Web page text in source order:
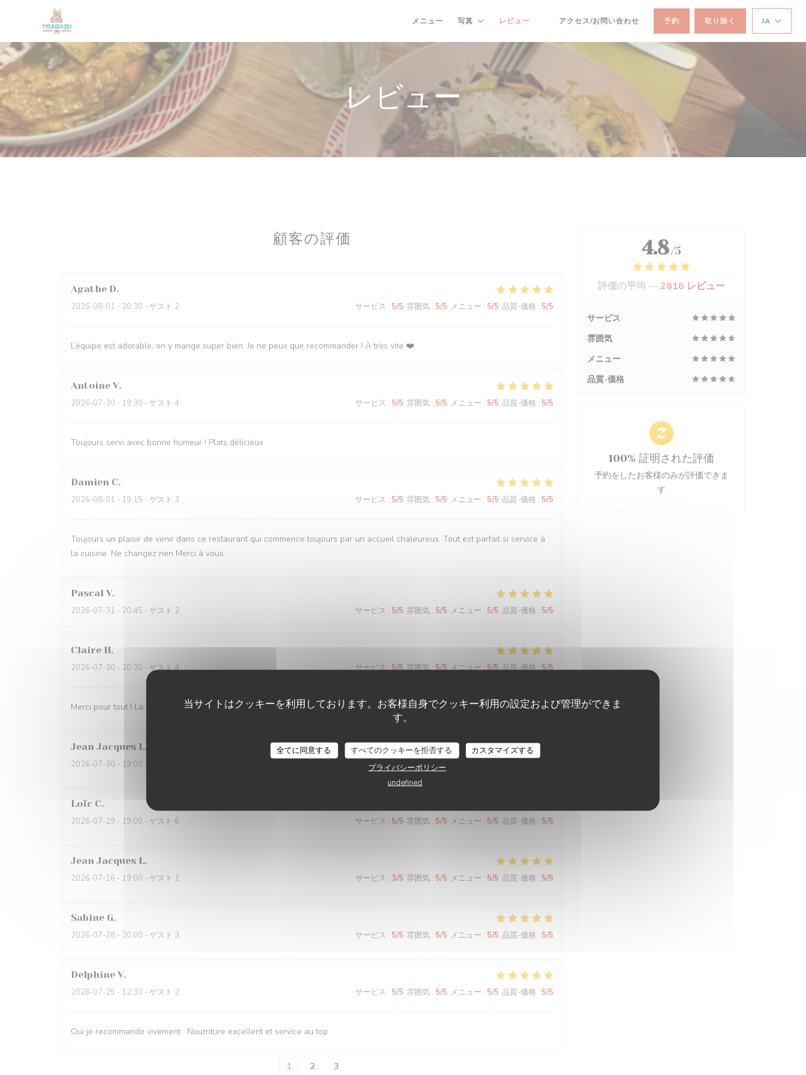
クッキー利用の管理について
当サイトはクッキーを利用しております。お客様自身でクッキー利用の設定および管理ができま
す。
全てに同意する すべてのクッキーを拒否する
カスタマイズする
プライバシーポリシー
undefined
メニュー 写真 レビュー
((新しいウィンドウで開きます))
アクセス/お問い合わせ 予約 取り除く JA
レビュー
顧客の評価
Agathe D
2026-08-01 - 20:30 - ゲスト 2 サービス : 5/5 雰囲気 : 5/5 メニュー : 5/5 品質-価格 : 5/5
L’équipe est adorable, on y mange super bien. Je ne peux que recommander ! À très vite ❤️
Antoine V
2026-07-30 - 19:30 - ゲスト 4 サービス : 5/5 雰囲気 : 5/5 メニュー : 5/5 品質-価格 : 5/5
Toujours servi avec bonne humeur ! Plats délicieux
Damien C
2026-08-01 - 19:15 - ゲスト 3 サービス : 5/5 雰囲気 : 5/5 メニュー : 5/5 品質-価格 : 5/5
Toujours un plaisir de venir dans ce restaurant qui commence toujours par un accueil chaleureux. Tout est parfait si service à
la cuisine. Ne changez rien Merci à vous
Pascal V
2026-07-31 - 20:45 - ゲスト 2 サービス : 5/5 雰囲気 : 5/5 メニュー : 5/5 品質-価格 : 5/5
Claire H
2026-07-30 - 20:30 - ゲスト 4 サービス:5/5 雰囲気:5/5 メニュー:5/5 品質-価格:5/5
Merci pour tout ! La soirée était super avec une très bonne cuisine et un personnel au top !
Jean Jacques L
2026-07-30 - 19:00 - ゲスト 1 サービス : 5/5 雰囲気 : 5/5
Loïc C
2026-07-29 - 19:00 - ゲスト 6 サービス : 5/5 雰囲気 : 5/5 メニュー : 5/5 品質-価格 : 5/5
Jean Jacques L
2026-07-16 - 19:00 - ゲスト 1 サービス : 3/5 雰囲気 : 5/5 メニュー : 5/5 品質-価格 : 5/5
Sabine G
2026-07-28 - 20:00 - ゲスト 3 サービス : 5/5 雰囲気 : 5/5 メニュー : 5/5 品質-価格 : 5/5
Delphine V
2026-07-25 - 12:30 - ゲスト 2 サービス : 5/5 雰囲気 : 5/5 メニュー : 5/5 品質-価格 : 5/5
Oui je recommande vivement . Nourriture excellent et service au top
1 2 3
4.8 /5
評価の平均 —2816 レビュー
サービス
雰囲気
メニュー
品質-価格
100% 証明された評価
予約をしたお客様のみが評価できま
す